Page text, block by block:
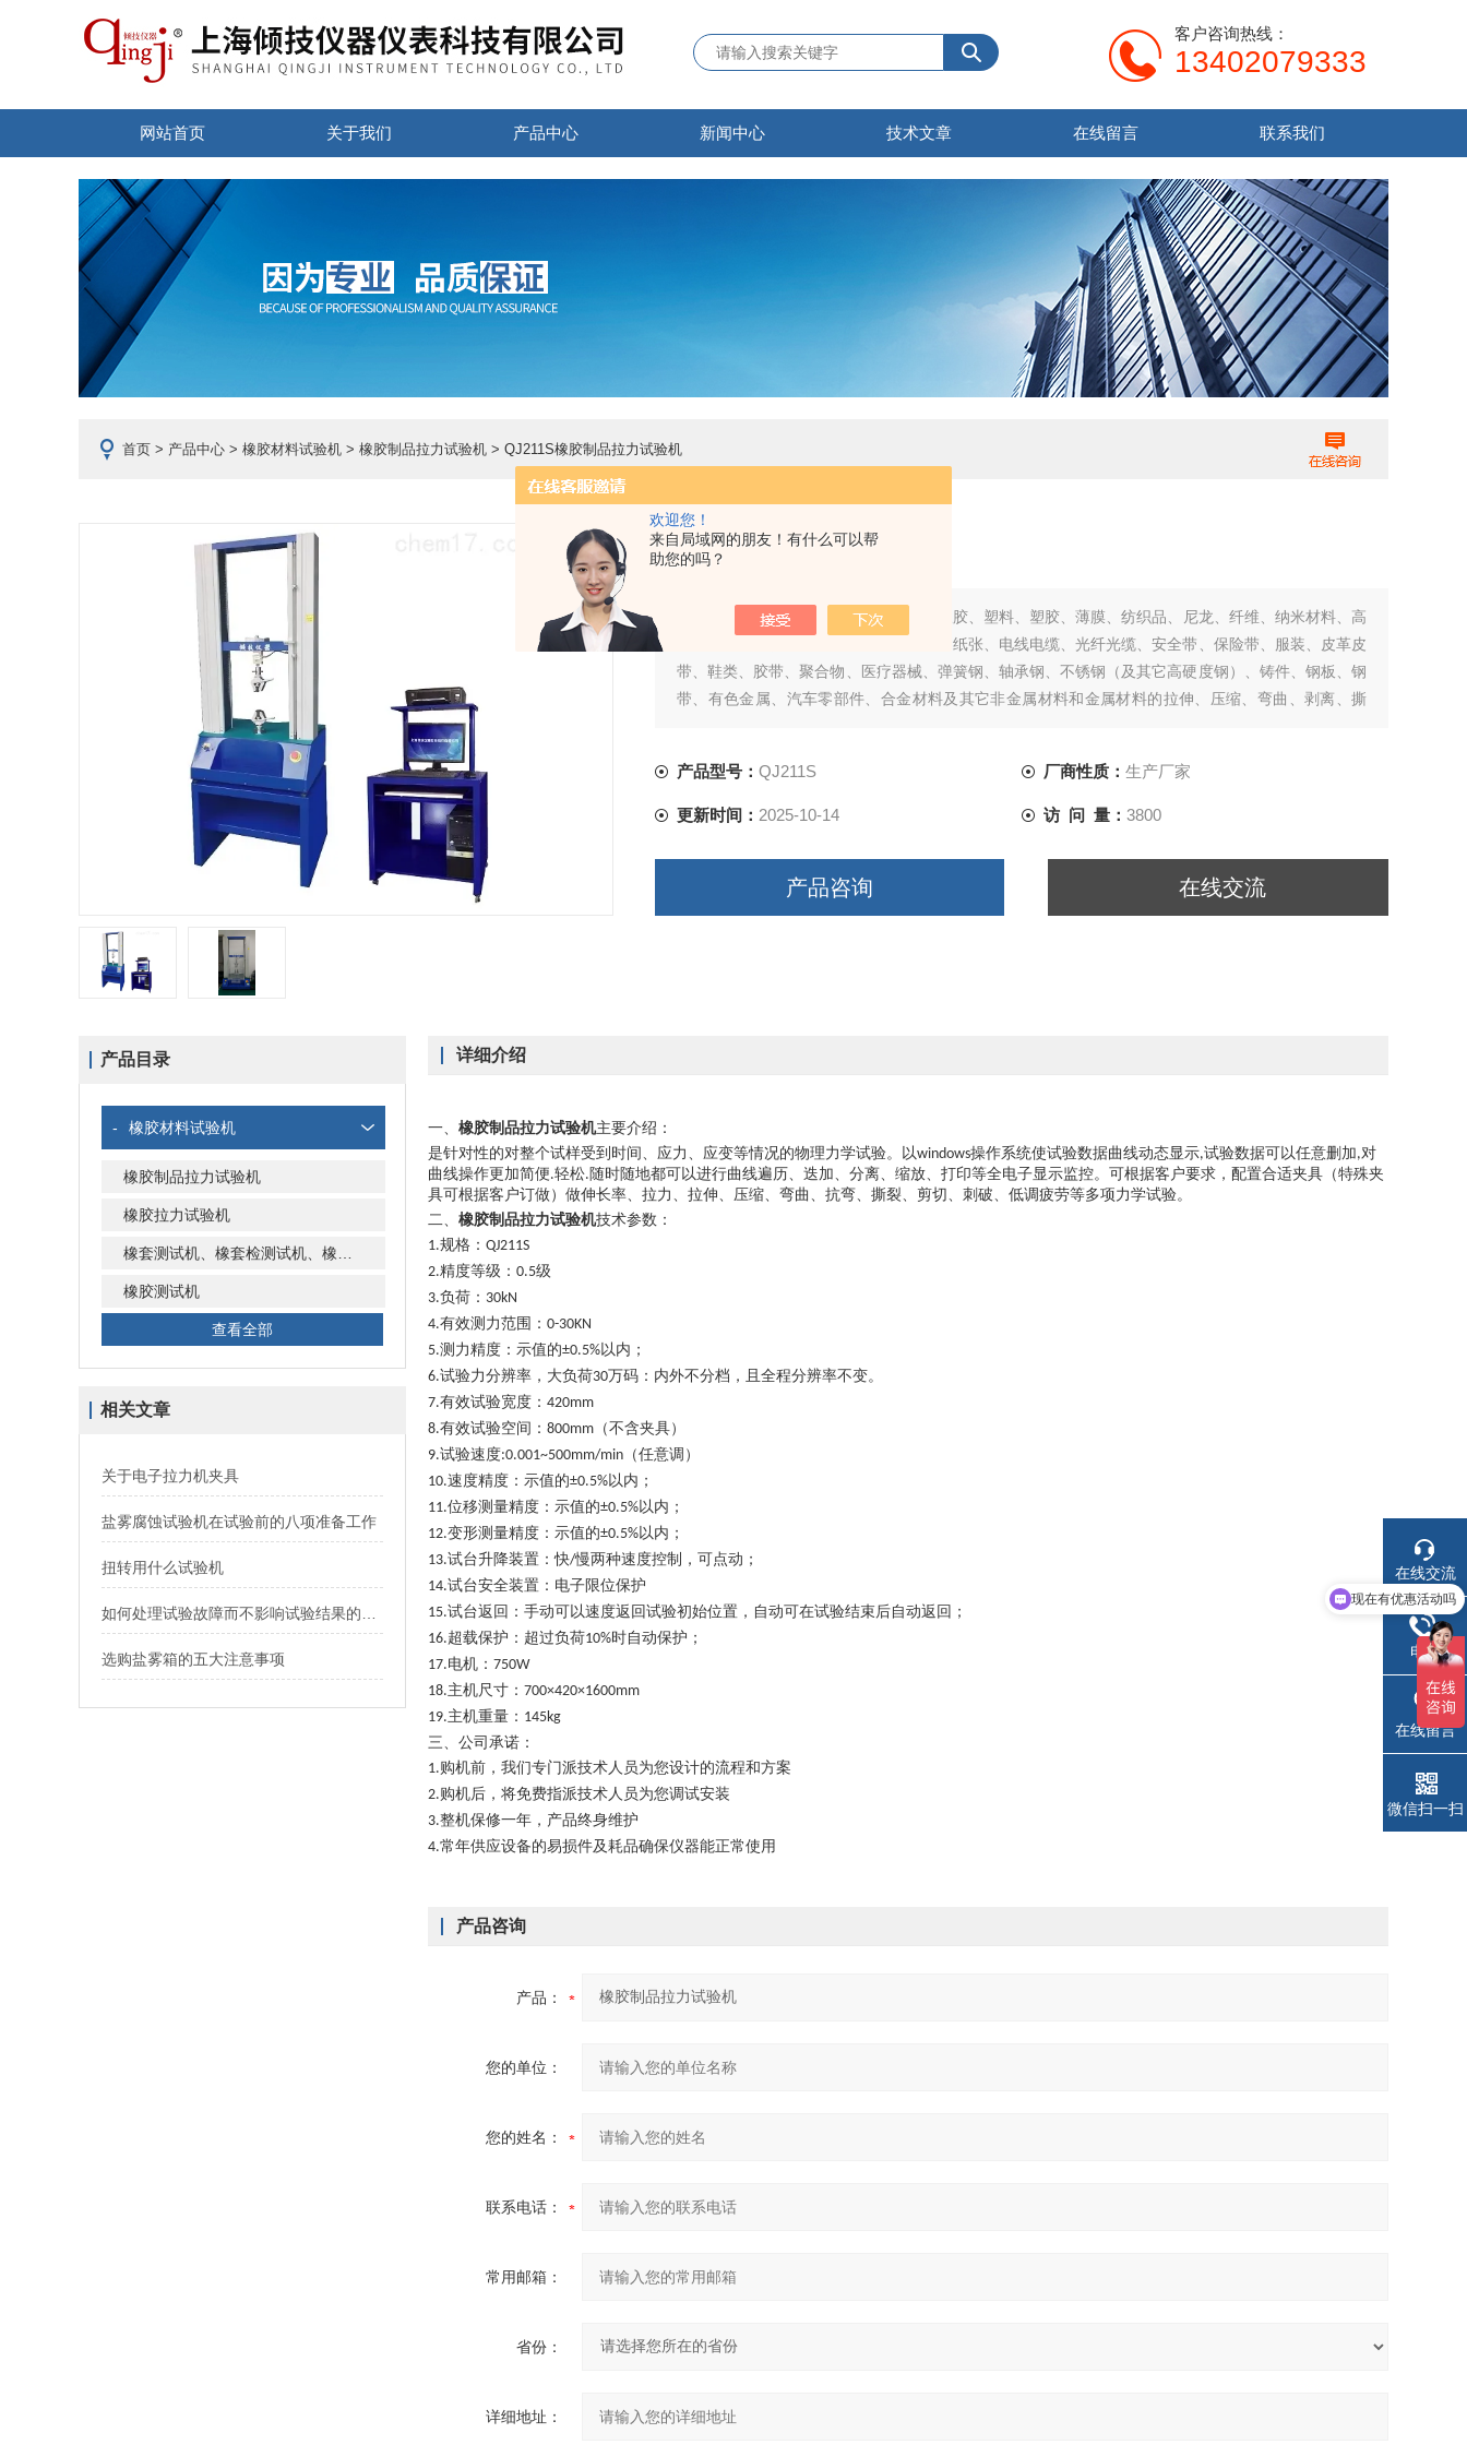
欢迎您！
来自局域网的朋友！有什么可以帮
助您的吗？
客户咨询热线：
13402079333
网站首页 关于我们 产品中心 新闻中心 技术文章 在线留言 联系我们
首页 > 产品中心 > 橡胶材料试验机 > 橡胶制品拉力试验机 > QJ211S橡胶制品拉力试验机
橡胶制品拉力试验机
橡胶制品拉力试验机适用于橡胶、塑料、塑胶、薄膜、纺织品、尼龙、纤维、纳米材料、高
分子材料、复合材料、木材、包装材料、纸张、电线电缆、光纤光缆、安全带、保险带、服装、皮革皮
带、鞋类、胶带、聚合物、医疗器械、弹簧钢、轴承钢、不锈钢（及其它高硬度钢）、铸件、钢板、钢
带、有色金属、汽车零部件、合金材料及其它非金属材料和金属材料的拉伸、压缩、弯曲、剥离、撕
产品型号： QJ211S 厂商性质： 生产厂家
更新时间： 2025-10-14 访 问 量： 3800
产品咨询 在线交流
产品目录
- 橡胶材料试验机
橡胶制品拉力试验机
橡胶拉力试验机
橡胶测试机
查看全部
相关文章
关于电子拉力机夹具
盐雾腐蚀试验机在试验前的八项准备工作
扭转用什么试验机
选购盐雾箱的五大注意事项
详细介绍
一、 橡胶制品拉力试验机主要介绍：
是针对性的对整个试样受到时间、应力、应变等情况的物理力学试验。以windows操作系统使试验数据曲线动态显示,试验数据可以任意删加,对
曲线操作更加简便.轻松. 随时随地都可以进行曲线遍历、迭加、分离、缩放、打印等全电子显示监控。可根据客户要求，配置合适夹具（特殊夹
具可根据客户订做）做伸长率、拉力、拉伸、压缩、弯曲、抗弯、撕裂、剪切、刺破、低调疲劳等多项力学试验。
二、 橡胶制品拉力试验机技术参数：
1.规格： QJ211S
2.精度等级： 0.5级
3.负荷： 30kN
4.有效测力范围： 0-30KN
5.测力精度：示值的±0.5%以内；
6.试验力分辨率，大负荷30万码：内外不分档，且全程分辨率不变。
7.有效试验宽度： 420mm
8.有效试验空间： 800mm （不含夹具）
9.试验速度:0.001~500mm/min （任意调）
10.速度精度：示值的±0.5%以内；
11.位移测量精度：示值的±0.5%以内；
12.变形测量精度：示值的±0.5%以内；
13.试台升降装置：快/慢两种速度控制，可点动；
14.试台安全装置：电子限位保护
15.试台返回：手动可以速度返回试验初始位置，自动可在试验结束后自动返回；
16.超载保护：超过负荷10%时自动保护；
17.电机： 750W
18.主机尺寸： 700×420×1600mm
19.主机重量： 145kg
三、 公司承诺：
1.购机前，我们专门派技术人员为您设计的流程和方案
2.购机后，将免费指派技术人员为您调试安装
3.整机保修一年，产品终身维护
4.常年供应设备的易损件及耗品确保仪器能正常使用
产品咨询
产品：
您的单位：
您的姓名：
联系电话：
常用邮箱：
省份：
详细地址：
在线交流
电话
在线留言
微信扫一扫
现在有优惠活动吗